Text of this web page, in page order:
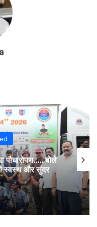
पौधारोपण….. बोले
स्वस्थ और सुंदर